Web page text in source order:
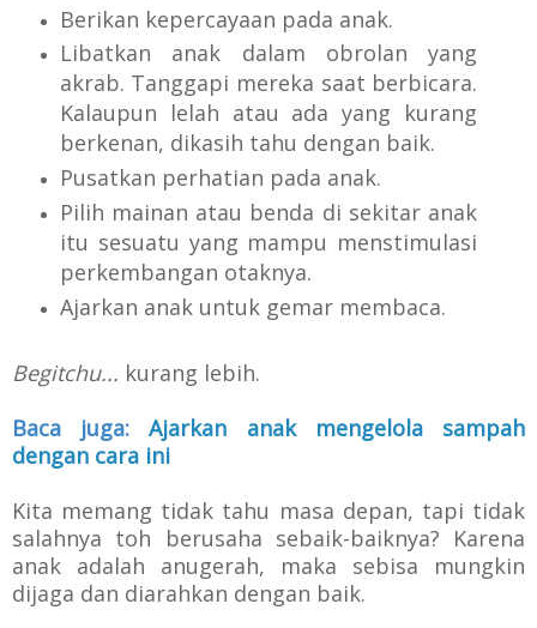
Berikan kepercayaan pada anak.
Libatkan anak dalam obrolan yang
akrab. Tanggapi mereka saat berbicara.
Kalaupun lelah atau ada yang kurang
berkenan, dikasih tahu dengan baik.
Pusatkan perhatian pada anak.
Pilih mainan atau benda di sekitar anak
itu sesuatu yang mampu menstimulasi
perkembangan otaknya.
Ajarkan anak untuk gemar membaca.
Begitchu... kurang lebih.
Baca juga:Ajarkan anak mengelola sampah
dengan cara ini
Kita memang tidak tahu masa depan, tapi tidak
salahnya toh berusaha sebaik-baiknya? Karena
anak adalah anugerah, maka sebisa mungkin
dijaga dan diarahkan dengan baik.